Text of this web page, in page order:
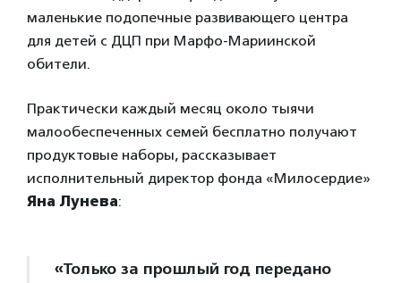
маленькие подопечные развивающего центра
для детей с ДЦП при Марфо-Мариинской
обители.
Практически каждый месяц около тыячи
малообеспеченных семей бесплатно получают
продуктовые наборы, рассказывает
исполнительный директор фонда «Милосердие»
Яна Лунева:
«Только за прошлый год передано